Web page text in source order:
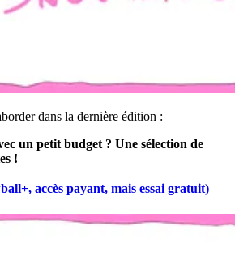
dans la dernière édition :
un petit budget ? Une sélection de
!
accès payant, mais essai gratuit)